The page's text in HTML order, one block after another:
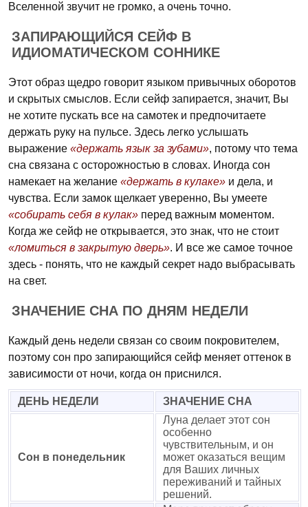
Вселенной звучит не громко, а очень точно.
ЗАПИРАЮЩИЙСЯ СЕЙФ В
ИДИОМАТИЧЕСКОМ СОННИКЕ
Этот образ щедро говорит языком привычных оборотов
и скрытых смыслов. Если сейф запирается, значит, Вы
не хотите пускать все на самотек и предпочитаете
держать руку на пульсе. Здесь легко услышать
выражение «держать язык за зубами», потому что тема
сна связана с осторожностью в словах. Иногда сон
намекает на желание «держать в кулаке» и дела, и
чувства. Если замок щелкает уверенно, Вы умеете
«собирать себя в кулак» перед важным моментом.
Когда же сейф не открывается, это знак, что не стоит
«ломиться в закрытую дверь». И все же самое точное
здесь - понять, что не каждый секрет надо выбрасывать
на свет.
ЗНАЧЕНИЕ СНА ПО ДНЯМ НЕДЕЛИ
Каждый день недели связан со своим покровителем,
поэтому сон про запирающийся сейф меняет оттенок в
зависимости от ночи, когда он приснился.
ДЕНЬ НЕДЕЛИ ЗНАЧЕНИЕ СНА
Сон в понедельник
Луна делает этот сон
особенно
чувствительным, и он
может оказаться вещим
для Ваших личных
переживаний и тайных
решений.